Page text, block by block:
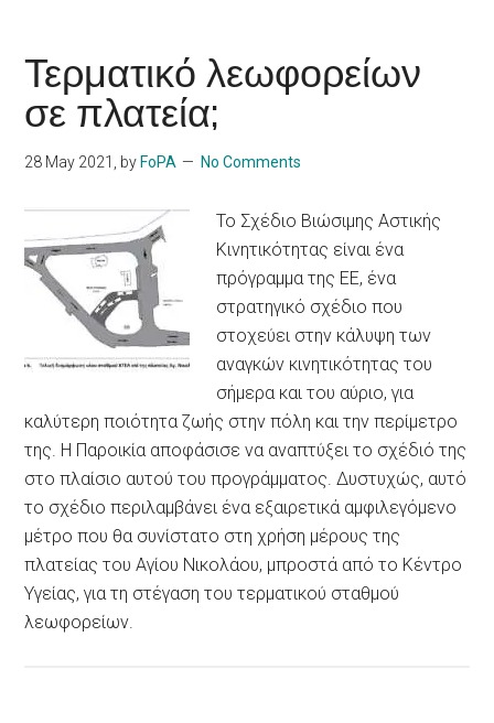
Τερματικό λεωφορείων
σε πλατεία;
28 May 2021 , by FoPA No Comments
Το Σχέδιο Βιώσιμης Αστικής
Κινητικότητας είναι ένα
πρόγραμμα της ΕΕ, ένα
στρατηγικό σχέδιο που
στοχεύει στην κάλυψη των
αναγκών κινητικότητας του
σήμερα και του αύριο, για
καλύτερη ποιότητα ζωής στην πόλη και την περίμετρο
της. Η Παροικία αποφάσισε να αναπτύξει το σχέδιό της
στο πλαίσιο αυτού του προγράμματος. Δυστυχώς, αυτό
το σχέδιο περιλαμβάνει ένα εξαιρετικά αμφιλεγόμενο
μέτρο που θα συνίστατο στη χρήση μέρους της
πλατείας του Αγίου Νικολάου, μπροστά από το Κέντρο
Υγείας, για τη στέγαση του τερματικού σταθμού
λεωφορείων.